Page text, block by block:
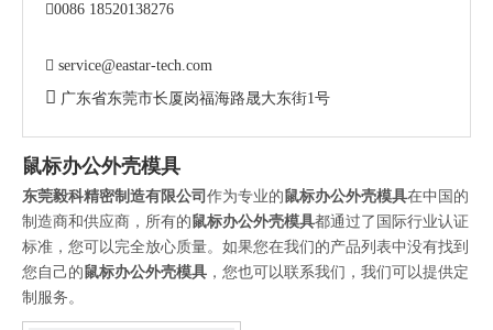
0086 18520138276
 service@eastar-tech.com
 广东省东莞市长厦岗福海路晟大东街1号
鼠标办公外壳模具
东莞毅科精密制造有限公司 作为专业的 鼠标办公外壳模具在中国的
制造商和供应商，所有的 鼠标办公外壳模具都通过了国际行业认证
标准，您可以完全放心质量。如果您在我们的产品列表中没有找到
您自己的 鼠标办公外壳模具 ，您也可以联系我们，我们可以提供定
制服务。